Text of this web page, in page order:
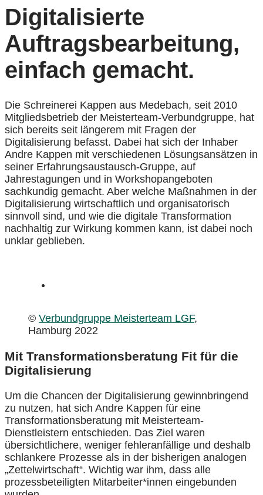
Digitalisierte
Auftragsbearbeitung,
einfach gemacht.
Die Schreinerei Kappen aus Medebach, seit 2010
Mitgliedsbetrieb der Meisterteam-Verbundgruppe, hat
sich bereits seit längerem mit Fragen der
Digitalisierung befasst. Dabei hat sich der Inhaber
Andre Kappen mit verschiedenen Lösungsansätzen in
seiner Erfahrungsaustausch-Gruppe, auf
Jahrestagungen und in Workshopangeboten
sachkundig gemacht. Aber welche Maßnahmen in der
Digitalisierung wirtschaftlich und organisatorisch
sinnvoll sind, und wie die digitale Transformation
nachhaltig zur Wirkung kommen kann, ist dabei noch
unklar geblieben.
© Verbundgruppe Meisterteam LGF,
Hamburg 2022
Mit Transformationsberatung Fit für die
Digitalisierung
Um die Chancen der Digitalisierung gewinnbringend
zu nutzen, hat sich Andre Kappen für eine
Transformationsberatung mit Meisterteam-
Dienstleistern entschieden. Das Ziel waren
übersichtlichere, weniger fehleranfällige und deshalb
schlankere Prozesse als in der bisherigen analogen
„Zettelwirtschaft“. Wichtig war ihm, dass alle
prozessbeteiligten Mitarbeiter*innen eingebunden